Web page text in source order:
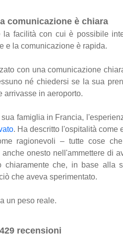
comunicazione è chiara
facilità con cui è possibile
e la comunicazione è rapida.
con una comunicazione
né chiedersi se la sua
arrivasse in aeroporto.
famiglia in Francia,
. Ha descritto l'ospitalità come
ragionevoli – tutte cose
onesto nell'ammettere di
chiaramente che, in base alla
che aveva sperimentato.
un peso reale.
recensioni